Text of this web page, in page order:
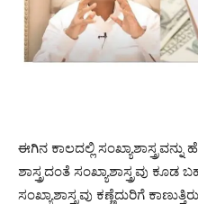
ಈಗಿನ ಕಾಲದಲ್ಲಿ ಸಂಖ್ಯಾಶಾಸ್ತ್ರವನ್ನು
ಶಾಸ್ತ್ರದಂತೆ ಸಂಖ್ಯಾಶಾಸ್ತ್ರವು ಕೂಡ
ಸಂಖ್ಯಾಶಾಸ್ತ್ರವು ಕಣ್ಣೆದುರಿಗೆ